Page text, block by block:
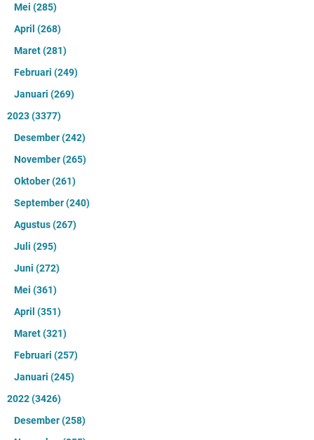
Mei (285)
April (268)
Maret(281)
Februari (249)
Januari (269)
2023(3377)
Desember(242)
November(265)
Oktober(261)
September(240)
Agustus(267)
Juli (295)
Juni (272)
Mei (361)
April (351)
Maret(321)
Februari (257)
Januari (245)
2022(3426)
Desember(258)